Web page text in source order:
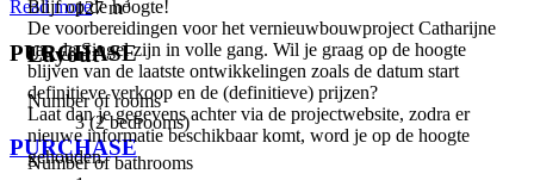
Blijf op de hoogte!
De voorbereidingen voor het vernieuwbouwproject Catharijne
aan de Singel zijn in volle gang. Wil je graag op de hoogte
blijven van de laatste ontwikkelingen zoals de datum start
definitieve verkoop en de (definitieve) prijzen?
Laat dan je gegevens achter via de projectwebsite, zodra er
nieuwe informatie beschikbaar komt, word je op de hoogte
gehouden.
127 m
Layout
Number of rooms
3 (2 bedrooms)
Number of bathrooms
Read more
PURCHASE
PURCHASE